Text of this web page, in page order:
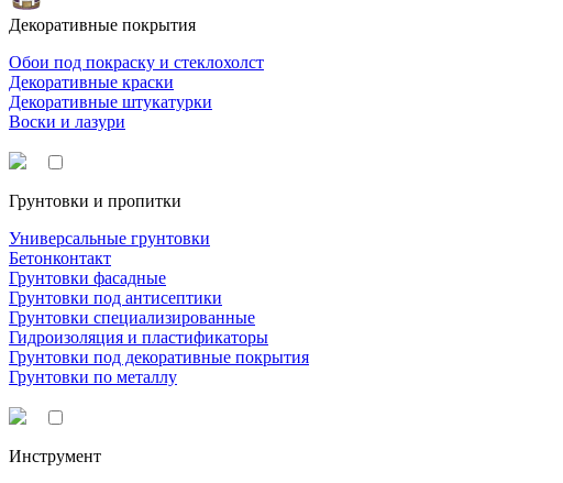
Декоративные покрытия
Обои под покраску и стеклохолст
Декоративные краски
Декоративные штукатурки
Воски и лазури
Грунтовки и пропитки
Универсальные грунтовки
Бетонконтакт
Грунтовки фасадные
Грунтовки под антисептики
Грунтовки специализированные
Гидроизоляция и пластификаторы
Грунтовки под декоративные покрытия
Грунтовки по металлу
Инструмент